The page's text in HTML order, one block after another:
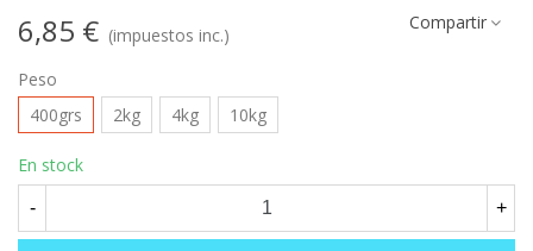
6,85 € (impuestos inc.)
Compartir
Peso
400grs
2kg 4kg 10kg
En stock
- +